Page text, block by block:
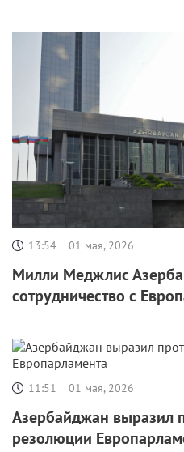
13:54 01 мая, 2026
Милли Меджлис
сотрудничество с
11:51 01 мая, 2026
Азербайджан выразил
резолюции